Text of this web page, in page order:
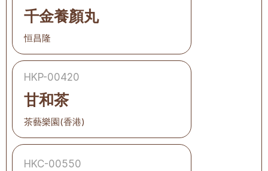
千金養顏丸
恒昌隆
HKP-00420
甘和茶
茶藝樂園(香港)
HKC-00550